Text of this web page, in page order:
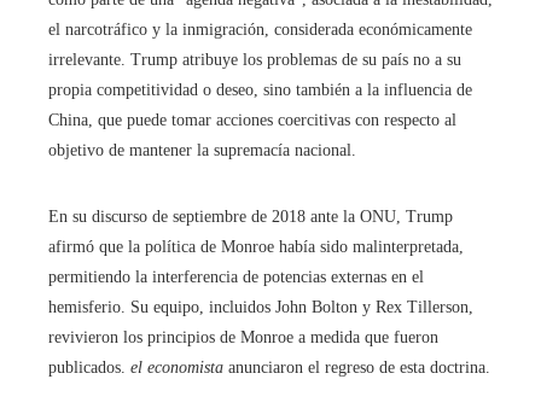
el narcotráfico y la inmigración, considerada económicamente
irrelevante. Trump atribuye los problemas de su país no a su
propia competitividad o deseo, sino también a la influencia de
China, que puede tomar acciones coercitivas con respecto al
objetivo de mantener la supremacía nacional.
En su discurso de septiembre de 2018 ante la ONU, Trump
afirmó que la política de Monroe había sido malinterpretada,
permitiendo la interferencia de potencias externas en el
hemisferio. Su equipo, incluidos John Bolton y Rex Tillerson,
revivieron los principios de Monroe a medida que fueron
publicados. el economista anunciaron el regreso de esta doctrina.